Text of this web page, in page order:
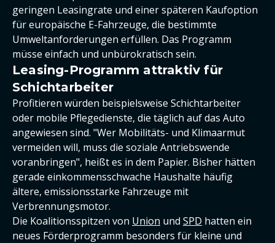
geringen Leasingrate und einer späteren Kaufoption
für europäische E-Fahrzeuge, die bestimmte
Umweltanforderungen erfüllen. Das Programm
müsse einfach und unbürokratisch sein.
Leasing-Programm attraktiv für
Schichtarbeiter
Profitieren würden beispielsweise Schichtarbeiter
oder mobile Pflegedienste, die täglich auf das Auto
angewiesen sind. "Wer Mobilitäts- und Klimaarmut
vermeiden will, muss die soziale Antriebswende
voranbringen", heißt es in dem Papier. Bisher hätten
gerade einkommensschwache Haushalte häufig
ältere, emissionsstarke Fahrzeuge mit
Verbrennungsmotor.
Die Koalitionsspitzen von Union und SPD hatten ein
neues Förderprogramm besonders für kleine und